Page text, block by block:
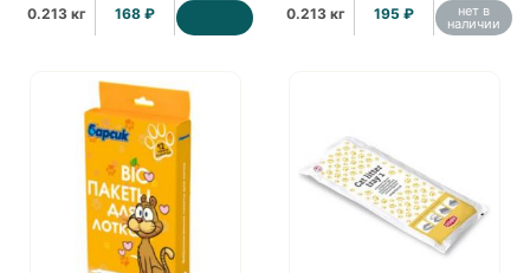
0.213 кг 168 ₽ 0.213 кг 195 ₽ нет в
наличии